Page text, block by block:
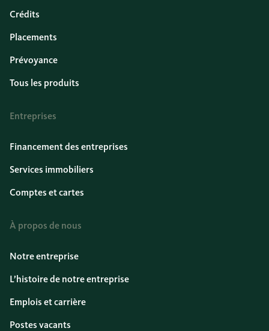
Crédits
Placements
Prévoyance
Tous les produits
Entreprises
Financement des entreprises
Services immobiliers
Comptes et cartes
À propos de nous
Notre entreprise
L’histoire de notre entreprise
Emplois et carrière
Postes vacants